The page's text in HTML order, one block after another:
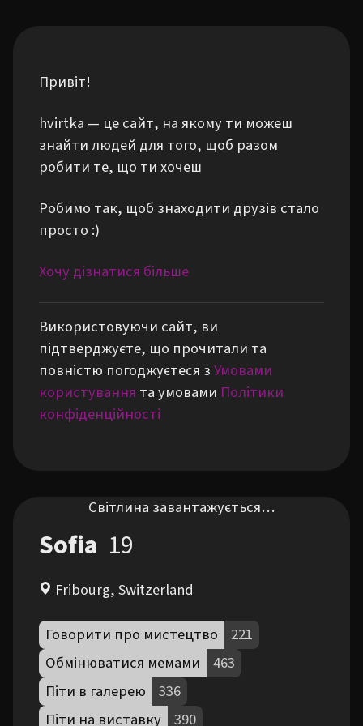
Привіт!
hvirtka — це сайт, на якому ти можеш
знайти людей для того, щоб разом
робити те, що ти хочеш
Робимо так, щоб знаходити друзів стало
просто :)
Хочу дізнатися більше
Використовуючи сайт, ви
підтверджуєте, що прочитали та
повністю погоджуєтеся зУмовами
користування та умовами Політики
конфіденційності
Світлина завантажується…
Sofia 19
Fribourg, Switzerland
Говорити про мистецтво
221
Обмінюватися мемами
463
Піти в галерею
336
Піти на виставку
390